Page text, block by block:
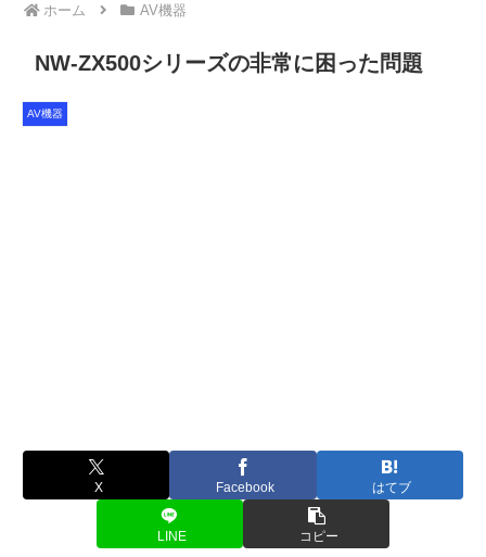
ホーム AV機器
NW-ZX500シリーズの非常に困った問題
AV機器
X Facebook はてブ
LINE コピー